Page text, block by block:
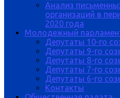
Анализ
организаций в
2020 года
Молодежный
Депутаты 10-го
Депутаты 9-го
Депутаты 8-го
Депутаты 7-го
Депутаты 6-го
Контакты